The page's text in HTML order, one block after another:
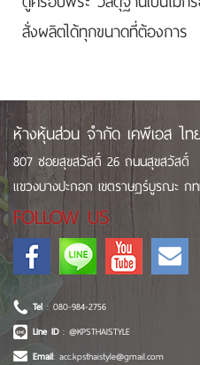
สั่งผลิตได้ทุกขนาดที่ต้องการ
ห้างหุ้นส่วน จำกัด เคพีเอส ไ
807 ซอยสุขสวัสดิ์ 26 ถนนสุขสวัสดิ์
แขวงบางปะกอก เขตราษฎร์บูรณะ ก
FOLLOW US
Tel: 080-984-2756
Line ID: @KPSTHAISTYLE
Email: acc.kpsthaistyle@gmail.com